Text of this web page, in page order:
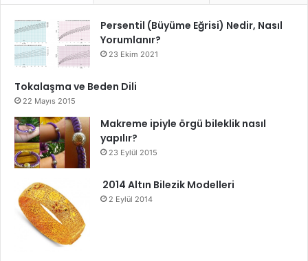
Persentil (Büyüme Eğrisi) Nedir, Nasıl
Yorumlanır?
23 Ekim 2021
Tokalaşma ve Beden Dili
22 Mayıs 2015
Makreme ipiyle örgü bileklik nasıl
yapılır?
23 Eylül 2015
2014 Altın Bilezik Modelleri
2 Eylül 2014